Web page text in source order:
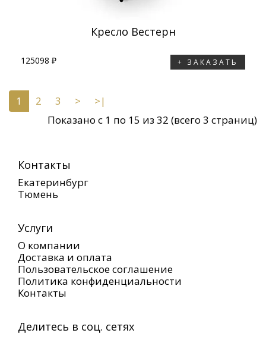
Кресло Вeстерн
125098 ₽ ЗАКАЗАТЬ
1 2 3 >
>|
Показано с 1 по 15 из 32 (всего 3 страниц)
Контакты
Екатеринбург
Тюмень
Услуги
О компании
Доставка и оплата
Пользовательское соглашение
Политика конфиденциальности
Контакты
Делитесь в соц. сетях